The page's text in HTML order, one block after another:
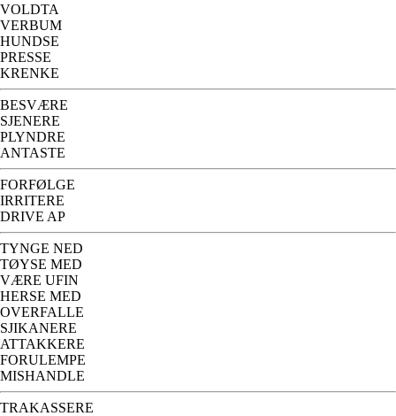
VOLDTA
VERBUM
HUNDSE
PRESSE
KRENKE
BESVÆRE
SJENERE
PLYNDRE
ANTASTE
FORFØLGE
IRRITERE
DRIVE AP
TYNGE NED
TØYSE MED
VÆRE UFIN
HERSE MED
OVERFALLE
SJIKANERE
ATTAKKERE
FORULEMPE
MISHANDLE
TRAKASSERE